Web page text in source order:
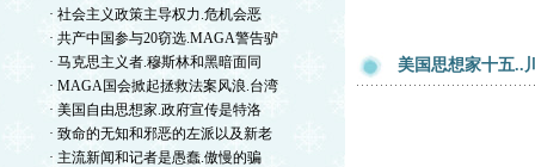
· 社会主义政策主导权力.危机会恶
· 共产中国参与20窃选.MAGA警告驴
· 马克思主义者.穆斯林和黑暗面同
· MAGA国会掀起拯救法案风浪.台湾
· 美国自由思想家.政府宣传是特洛
· 致命的无知和邪恶的左派以及新老
· 主流新闻和记者是愚蠢.傲慢的骗
美国思想家十五..